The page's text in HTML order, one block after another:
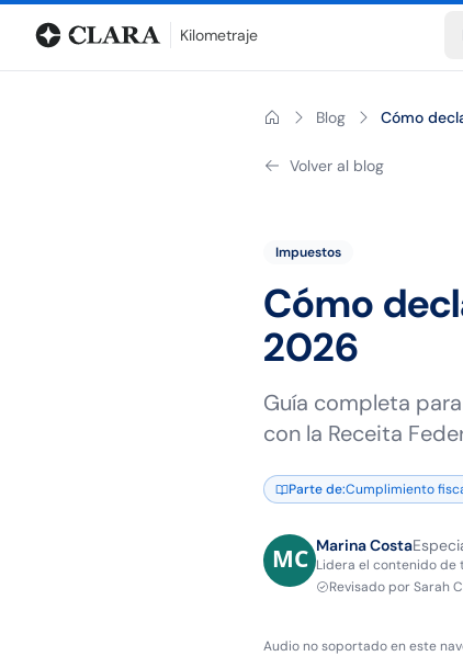
BlogCalculadora de kilometrajeGlosarioDistancias entre
Kilometraje
Blog Cómo
Volver al blog
Impuestos
Cómo
2026
Guía completa
con la Receita
Parte de:Cumplimiento
Marina Costa
Lidera el contenido de
Revisado porSarah
Audio no soportado en este